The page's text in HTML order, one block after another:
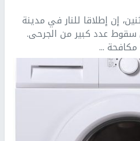
إن إطلاقا للنار في مدينة
سقوط عدد كبير من الجرحى.
...